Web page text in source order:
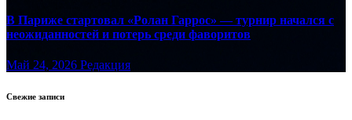
В Париже стартовал «Ролан Гаррос» — турнир начался с
неожиданностей и потерь среди фаворитов
Май 24, 2026 Редакция
Свежие записи